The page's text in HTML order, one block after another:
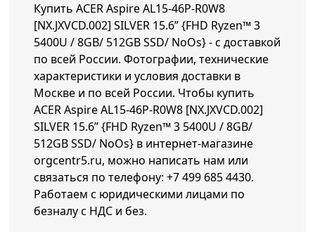
Купить ACER Aspire AL15-46P-R0W8
[NX.JXVCD.002] SILVER 15.6” {FHD Ryzen™ 3
5400U / 8GB/ 512GB SSD/ NoOs} - с доставкой
по всей России. Фотографии, технические
характеристики и условия доставки в
Москве и по всей России. Чтобы купить
ACER Aspire AL15-46P-R0W8 [NX.JXVCD.002]
SILVER 15.6” {FHD Ryzen™ 3 5400U / 8GB/
512GB SSD/ NoOs} в интернет-магазине
orgcentr5.ru, можно написать нам или
связаться по телефону: +7 499 685 4430.
Работаем с юридическими лицами по
безналу с НДС и без.